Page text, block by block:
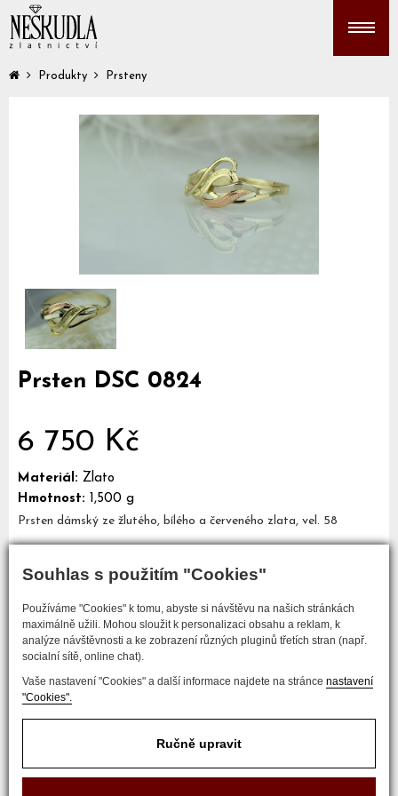
Souhlas s použitím "Cookies"
Používáme "Cookies" k tomu, abyste si návštěvu na našich stránkách
maximálně užili. Mohou sloužit k personalizaci obsahu a reklam, k
analýze návštěvnosti a ke zobrazení různých pluginů třetích stran (např.
socialní sítě, online chat).
Vaše nastavení "Cookies" a další informace najdete na stránce nastavení
"Cookies".
Ručně upravit
Produkty Prsteny
Prsten DSC 0824
6 750 Kč
Materiál: Zlato
Hmotnost: 1,500 g
Prsten dámský ze žlutého, bílého a červeného zlata, vel. 58
COPYRIGHT © 2017 ZLATNICTVÍ NEŠKUDLA